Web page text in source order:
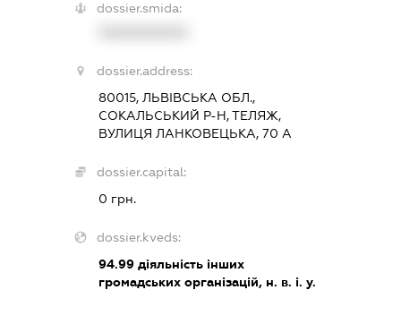
dossier.smida:
dossier.address:
80015, ЛЬВІВСЬКА ОБЛ.,
СОКАЛЬСЬКИЙ Р-Н, ТЕЛЯЖ,
ВУЛИЦЯ ЛАНКОВЕЦЬКА, 70 А
dossier.capital:
0 грн.
dossier.kveds:
94.99 діяльність інших
громадських організацій, н. в. і. у.